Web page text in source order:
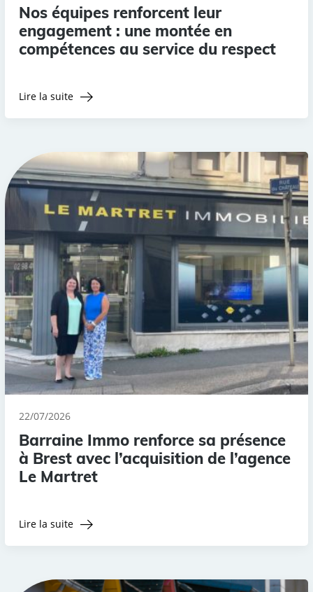
Nos équipes renforcent leur
engagement : une montée en
compétences au service du respect
Lire la suite
22/07/2026
Barraine Immo renforce sa présence
à Brest avec l’acquisition de l’agence
Le Martret
Lire la suite